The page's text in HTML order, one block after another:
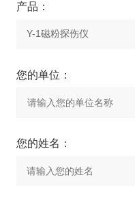
产品：
您的单位：
您的姓名：